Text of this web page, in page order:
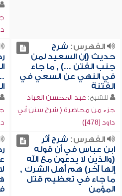
الفهرس: شرح
حديث (إن السعيد لمن
جنب الفتن ...) , ما جاء
في النهي عن السعي في
الفتنة
للشيخ: عبد المحسن العباد
جزء من محاضرة ( شرح سنن أبي
داود [478])
الفهرس: شرح أثر
ابن عباس في أن قوله
(والذين لا يدعون مع الله
إلهاً آخر) هم أهل الشرك ,
ما جاء في تعظيم قتل
المؤمن